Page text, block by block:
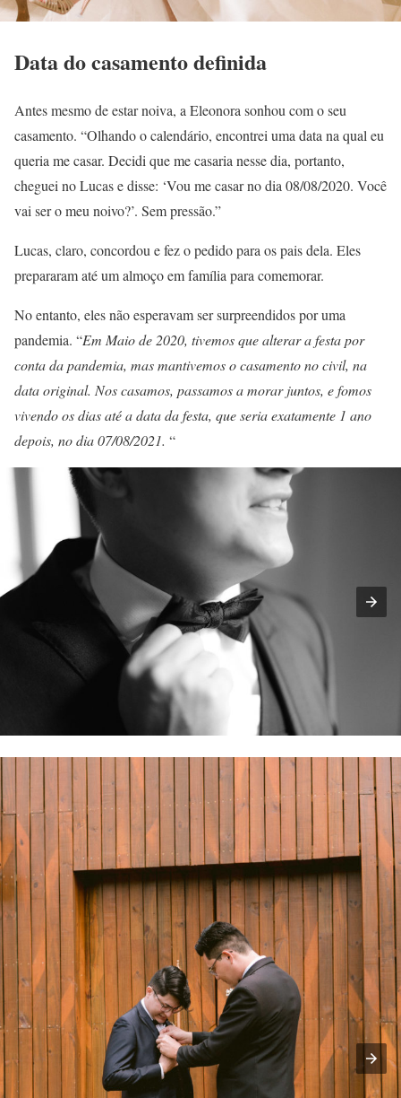
Data do casamento definida
Antes mesmo de estar noiva, a Eleonora sonhou com o seu
casamento. “Olhando o calendário, encontrei uma data na qual eu
queria me casar. Decidi que me casaria nesse dia, portanto,
cheguei no Lucas e disse: ‘Vou me casar no dia 08/08/2020. Você
vai ser o meu noivo?’. Sem pressão.”
Lucas, claro, concordou e fez o pedido para os pais dela. Eles
prepararam até um almoço em família para comemorar.
No entanto, eles não esperavam ser surpreendidos por uma
pandemia. “Em Maio de 2020, tivemos que alterar a festa por
conta da pandemia, mas mantivemos o casamento no civil, na
data original. Nos casamos, passamos a morar juntos, e fomos
vivendo os dias até a data da festa, que seria exatamente 1 ano
depois, no dia 07/08/2021. “